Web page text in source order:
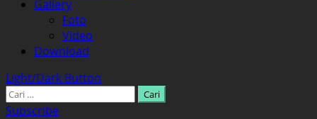
Gallery
Foto
Video
Download
Light/Dark Button
Cari
untuk:
Subscribe